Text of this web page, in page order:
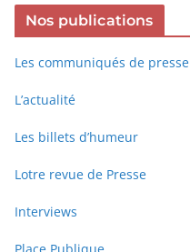
Nos publications
Les communiqués de presse
L’actualité
Les billets d’humeur
Lotre revue de Presse
Interviews